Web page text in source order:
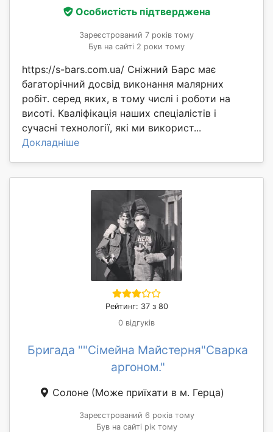
Особистість підтверджена
Зареєстрований 7 років тому
Був на сайті 2 роки тому
https://s-bars.com.ua/ Сніжний Барс має
багаторічний досвід виконання малярних
робіт. серед яких, в тому числі і роботи на
висоті. Кваліфікація наших спеціалістів і
сучасні технології, які ми використ...
Докладніше
Рейтинг: 37 з 80
0 відгуків
Бригада ""Сімейна Майстерня"Сварка
аргоном."
Солоне (Може приїхати в м. Герца)
Зареєстрований 6 років тому
Був на сайті рік тому